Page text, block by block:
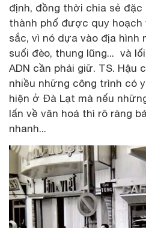
định, đồng thời chia sẻ
thành phố được quy
sắc, vì nó dựa vào địa hình
suối đèo, thung lũng... và
ADN cần phải giữ. TS. Hậu
nhiều những công trình có
hiện ở Đà Lạt mà nếu
lấn về văn hoá thì rõ ràng
nhanh...